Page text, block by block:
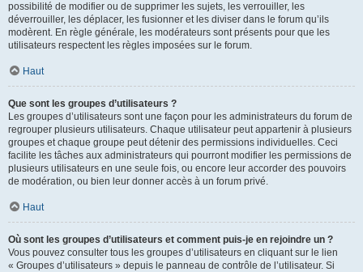
possibilité de modifier ou de supprimer les sujets, les verrouiller, les
déverrouiller, les déplacer, les fusionner et les diviser dans le forum qu’ils
modèrent. En règle générale, les modérateurs sont présents pour que les
utilisateurs respectent les règles imposées sur le forum.
Haut
Que sont les groupes d’utilisateurs ?
Les groupes d’utilisateurs sont une façon pour les administrateurs du forum de
regrouper plusieurs utilisateurs. Chaque utilisateur peut appartenir à plusieurs
groupes et chaque groupe peut détenir des permissions individuelles. Ceci
facilite les tâches aux administrateurs qui pourront modifier les permissions de
plusieurs utilisateurs en une seule fois, ou encore leur accorder des pouvoirs
de modération, ou bien leur donner accès à un forum privé.
Haut
Où sont les groupes d’utilisateurs et comment puis-je en rejoindre un ?
Vous pouvez consulter tous les groupes d’utilisateurs en cliquant sur le lien
« Groupes d’utilisateurs » depuis le panneau de contrôle de l’utilisateur. Si